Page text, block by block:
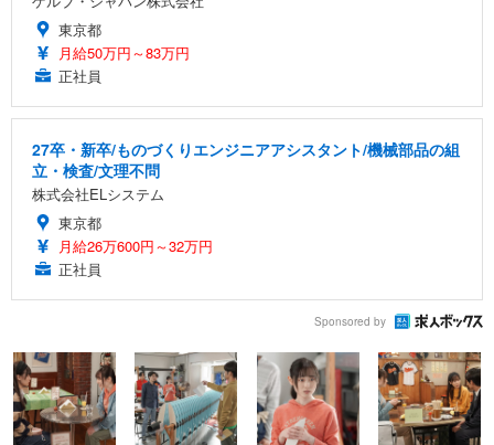
東京都
月給50万円～83万円
正社員
27卒・新卒/ものづくりエンジニアアシスタント/機械部品の組
立・検査/文理不問
株式会社ELシステム
東京都
月給26万600円～32万円
正社員
Sponsored by